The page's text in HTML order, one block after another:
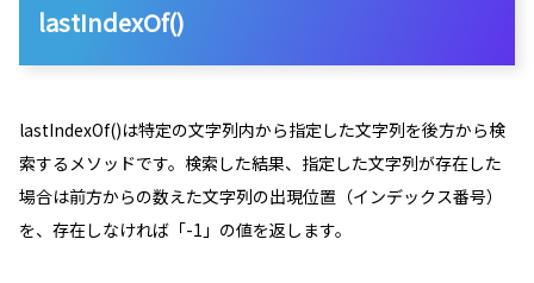
lastIndexOf()
lastIndexOf()は特定の文字列内から指定した文字列を後方から検
索するメソッドです。検索した結果、指定した文字列が存在した
場合は前方からの数えた文字列の出現位置（インデックス番号）
を、存在しなければ「-1 」の値を返します。